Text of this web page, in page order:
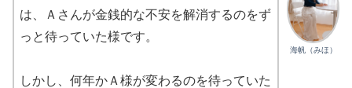
海帆（みほ）
は、Ａさんが金銭的な不安を解消するのをず
っと待っていた様です。
しかし、何年かＡ様が変わるのを待っていた